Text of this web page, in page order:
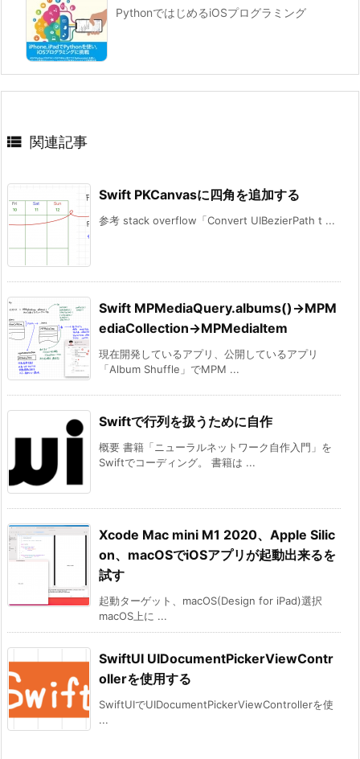
PythonではじめるiOSプログラミング
 関連記事
Swift PKCanvasに四角を追加する
参考 stack overflow「Convert UIBezierPath t ...
Swift MPMediaQuery.albums()→MPM
ediaCollection→MPMediaItem
現在開発しているアプリ、公開しているアプリ
「Album Shuffle」でMPM ...
Swiftで行列を扱うために自作
概要 書籍「ニューラルネットワーク自作入門」を
Swiftでコーディング。 書籍は ...
Xcode Mac mini M1 2020、Apple Silic
on、macOSでiOSアプリが起動出来るを
試す
起動ターゲット、macOS(Design for iPad)選択
macOS上に ...
SwiftUI UIDocumentPickerViewContr
ollerを使用する
SwiftUIでUIDocumentPickerViewControllerを使
...